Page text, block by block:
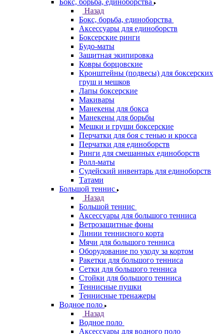
Бокс, борьба, единоборства
Назад
Бокс, борьба, единоборства
Аксессуары для единоборств
Боксерские ринги
Будо-маты
Защитная экипировка
Ковры борцовские
Кронштейны (подвесы) для боксерских
груш и мешков
Лапы боксерские
Макивары
Манекены для бокса
Манекены для борьбы
Мешки и груши боксерские
Перчатки для боя с тенью и кросса
Перчатки для единоборств
Ринги для смешанных единоборств
Ролл-маты
Судейский инвентарь для единоборств
Татами
Большой теннис
Назад
Большой теннис
Аксессуары для большого тенниса
Ветрозащитные фоны
Линии теннисного корта
Мячи для большого тенниса
Оборудование по уходу за кортом
Ракетки для большого тенниса
Сетки для большого тенниса
Стойки для большого тенниса
Теннисные пушки
Теннисные тренажеры
Водное поло
Назад
Водное поло
Аксессуары для водного поло